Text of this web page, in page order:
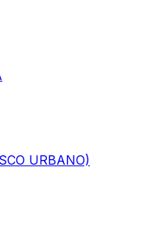
URBANO)